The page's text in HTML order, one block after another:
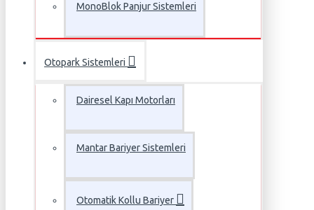
MonoBlok Panjur Sistemleri
Otopark Sistemleri
Dairesel Kapı Motorları
Mantar Bariyer Sistemleri
Otomatik Kollu Bariyer